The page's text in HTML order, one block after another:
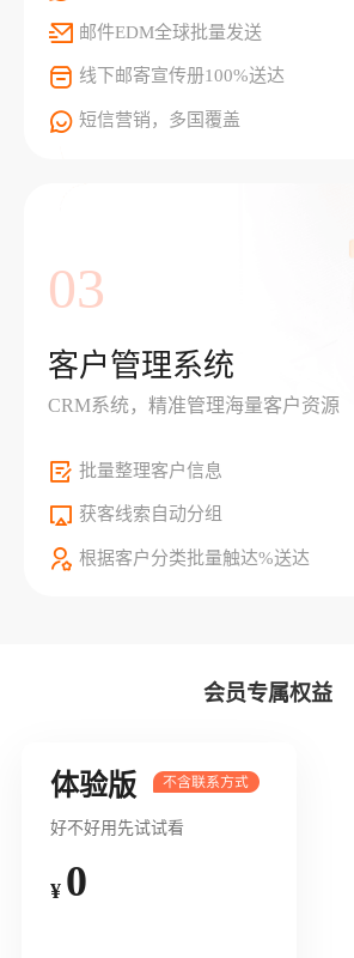
邮件EDM全球批量发送
线下邮寄宣传册100%送达
短信营销，多国覆盖
03
客户管理系统
CRM系统，精准管理海量客户资源
批量整理客户信息
获客线索自动分组
根据客户分类批量触达%送达
会员专属权益
体验版
好不好用先试试看
¥ 0